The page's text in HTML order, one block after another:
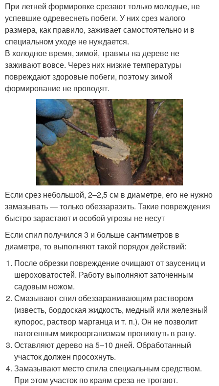
При летней формировке срезают только молодые, не
успевшие одревеснеть побеги. У них срез малого
размера, как правило, заживает самостоятельно и в
специальном уходе не нуждается.
В холодное время, зимой, травмы на дереве не
заживают вовсе. Через них низкие температуры
повреждают здоровые побеги, поэтому зимой
формирование не проводят.
Если срез небольшой, 2–2,5 см в диаметре, его не нужно
замазывать — только обеззаразить. Такие повреждения
быстро зарастают и особой угрозы не несут
Если спил получился 3 и больше сантиметров в
диаметре, то выполняют такой порядок действий:
После обрезки повреждение очищают от заусениц и
шероховатостей. Работу выполняют заточенным
садовым ножом.
Смазывают спил обеззараживающим раствором
(известь, бордоская жидкость, медный или железный
купорос, раствор марганца и т. п.). Он не позволит
патогенным микроорганизмам проникнуть в рану.
Оставляют дерево на 5–10 дней. Обработанный
участок должен просохнуть.
Замазывают место спила специальным средством.
При этом участок по краям среза не трогают.